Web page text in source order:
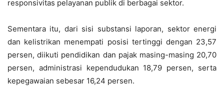
responsivitas pelayanan publik di berbagai sektor.
Sementara itu, dari sisi substansi laporan, sektor energi
dan kelistrikan menempati posisi tertinggi dengan 23,57
persen, diikuti pendidikan dan pajak masing-masing 20,70
persen, administrasi kependudukan 18,79 persen, serta
kepegawaian sebesar 16,24 persen.